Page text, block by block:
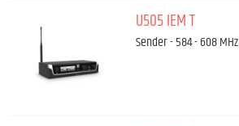
U505 IEM T
Sender - 584 - 608 MHz